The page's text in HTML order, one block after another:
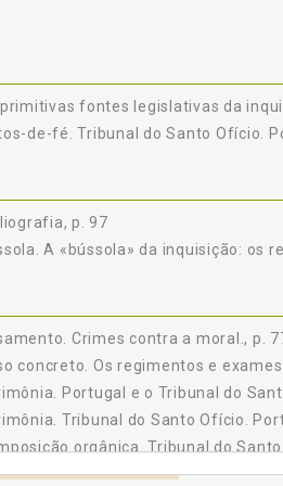
FINAIS, p. 93
fontes legislativas da
de-fé. Tribunal do Santo Ofício.
p. 97
A «bússola» da inquisição: os
Crimes contra a moral., p.
concreto. Os regimentos e
Portugal e o Tribunal do
Tribunal do Santo Ofício.
orgânica. Tribunal do
As penas e os regimentos, p.